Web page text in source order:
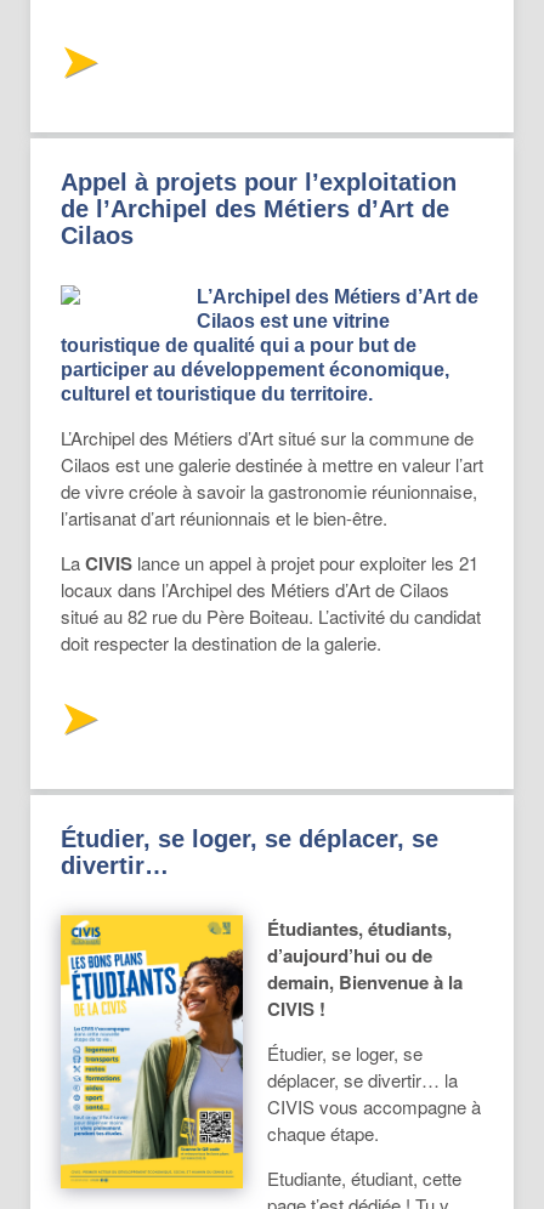
Appel à projets pour l’exploitation
de l’Archipel des Métiers d’Art de
Cilaos
L’Archipel des Métiers d’Art de
Cilaos est une vitrine
touristique de qualité qui a pour but de
participer au développement économique,
culturel et touristique du territoire.
L’Archipel des Métiers d’Art situé sur la commune de
Cilaos est une galerie destinée à mettre en valeur l’art
de vivre créole à savoir la gastronomie réunionnaise,
l’artisanat d’art réunionnais et le bien-être.
LaCIVIS lance un appel à projet pour exploiter les 21
locaux dans l’Archipel des Métiers d’Art de Cilaos
situé au 82 rue du Père Boiteau. L’activité du candidat
doit respecter la destination de la galerie.
Étudier, se loger, se déplacer, se
divertir…
Étudiantes, étudiants,
d’aujourd’hui ou de
demain, Bienvenue à la
CIVIS !
Étudier, se loger, se
déplacer, se divertir… la
CIVIS vous accompagne à
chaque étape.
Etudiante, étudiant, cette